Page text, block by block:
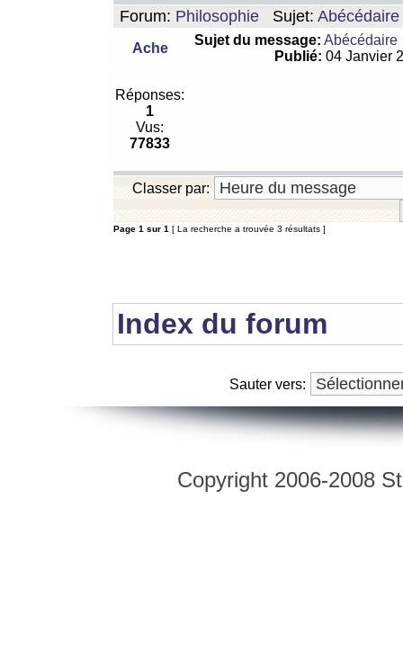
Forum: Philosophie Sujet: Abécédaire
Ache
Sujet du message: Abécédaire
Publié: 04 Janvier
Réponses:
1
Vus:
77833
Classer par:
Page 1 sur 1 [ La recherche a trouvée 3 résultats ]
Index du forum
Sauter vers:
Copyright 2006-2008